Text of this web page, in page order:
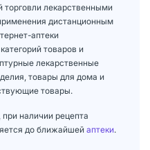
лекарственными
дистанционным
аптеки
товаров и
лекарственные
товары для дома и
товары.
наличии рецепта
до ближайшей аптеки.